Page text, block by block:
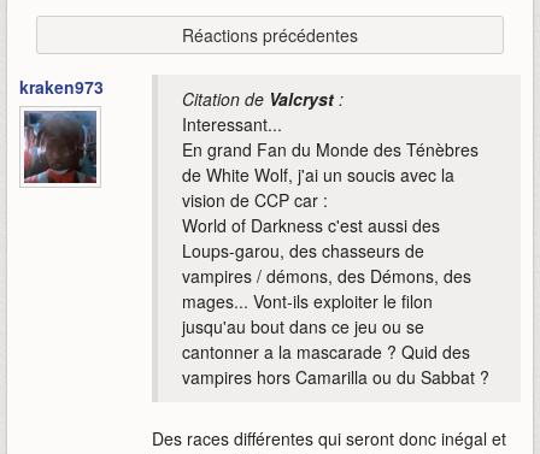
Réactions précédentes
kraken973 Citation de Valcryst :
Interessant...
En grand Fan du Monde des Ténèbres
de White Wolf, j'ai un soucis avec la
vision de CCP car :
World of Darkness c'est aussi des
Loups-garou, des chasseurs de
vampires / démons, des Démons, des
mages... Vont-ils exploiter le filon
jusqu'au bout dans ce jeu ou se
cantonner a la mascarade ? Quid des
vampires hors Camarilla ou du Sabbat ?
Des races différentes qui seront donc inégal et